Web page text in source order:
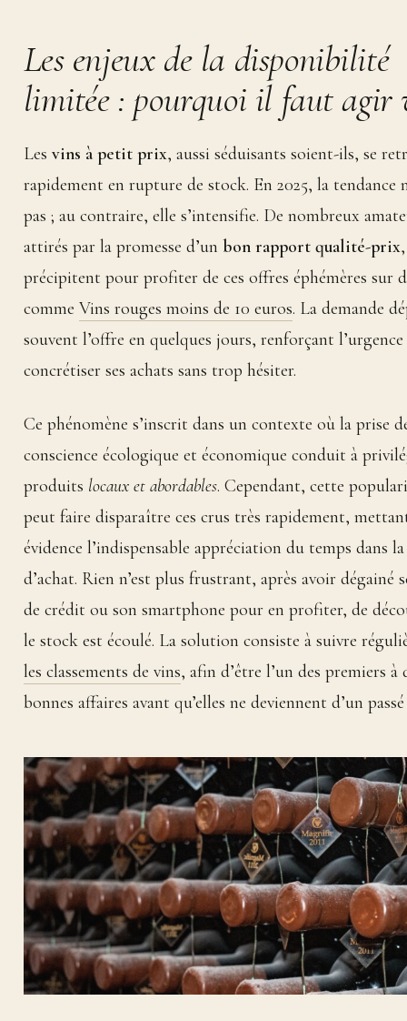
Les enjeux de la disponibilité
limitée : pourquoi il faut agir
Les vins à petit prix, aussi séduisants soient-ils, se
rapidement en rupture de stock. En 2025, la tendance
pas ; au contraire, elle s’intensifie. De nombreux
attirés par la promesse d’un bon rapport qualité-prix
précipitent pour profiter de ces offres éphémères sur
comme Vins rouges moins de 10 euros. La demande
souvent l’offre en quelques jours, renforçant l’urgence
concrétiser ses achats sans trop hésiter.
Ce phénomène s’inscrit dans un contexte où la prise
conscience écologique et économique conduit à
produits locaux et abordables. Cependant, cette
peut faire disparaître ces crus très rapidement,
évidence l’indispensable appréciation du temps dans
d’achat. Rien n’est plus frustrant, après avoir dégainé
de crédit ou son smartphone pour en profiter, de
le stock est écoulé. La solution consiste à suivre
les classements de vins, afin d’être l’un des premiers à
bonnes affaires avant qu’elles ne deviennent d’un